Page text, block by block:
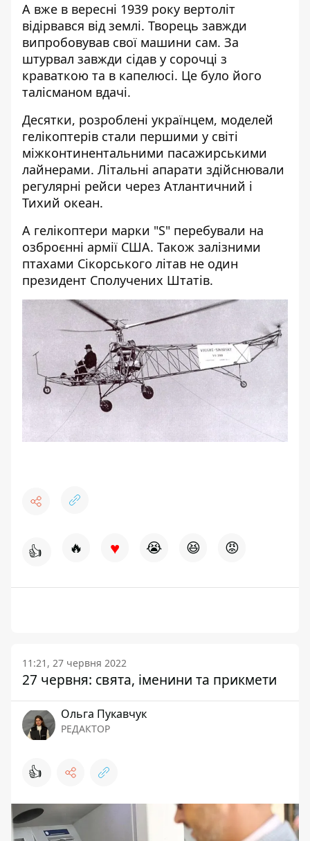
А вже в вересні 1939 року вертоліт
відірвався від землі. Творець завжди
випробовував свої машини сам. За
штурвал завжди сідав у сорочці з
краваткою та в капелюсі. Це було його
талісманом вдачі.
Десятки, розроблені українцем, моделей
гелікоптерів стали першими у світі
міжконтинентальними пасажирськими
лайнерами. Літальні апарати здійснювали
регулярні рейси через Атлантичний і
Тихий океан.
А гелікоптери марки "S" перебували на
озброєнні армії США. Також залізними
птахами Сікорського літав не один
президент Сполучених Штатів.
👍 🔥 ♥ 😭 😆 😡
11:21, 27 червня 2022
27 червня: свята, іменини та прикмети
Ольга Пукавчук
РЕДАКТОР
👍